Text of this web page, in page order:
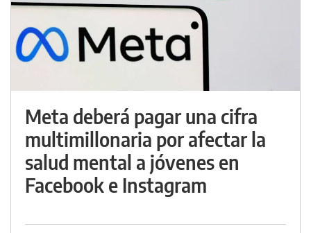
Meta deberá pagar una cifra
multimillonaria por afectar la
salud mental a jóvenes en
Facebook e Instagram